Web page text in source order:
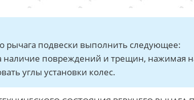
рычага подвески выполнить следующее:
наличие повреждений и трещин, нажимая
углы установки колес.